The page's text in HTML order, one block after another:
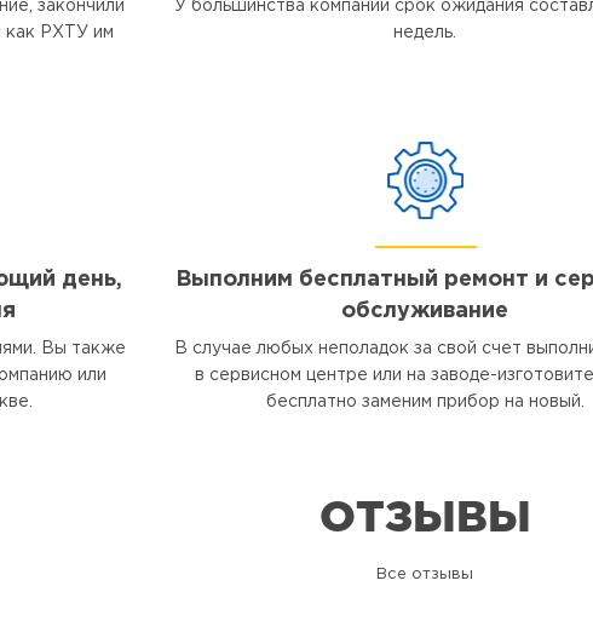
закончили
как РХТУ им
У большинства компаний срок ожидания
недель.
день,
Вы также
или
Выполним бесплатный ремонт и
обслуживание
В случае любых неполадок за свой счет
в сервисном центре или на заводе-
бесплатно заменим прибор на новый.
ОТЗЫВЫ
Все отзывы